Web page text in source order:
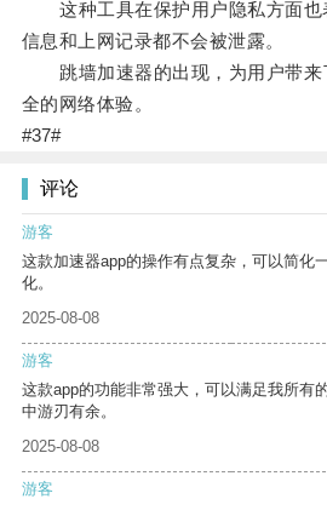
这种工具在保护用户隐私方面也
信息和上网记录都不会被泄露。
跳墙加速器的出现，为用户带来
全的网络体验。
#37#
评论
游客
这款加速器app的操作有点复杂，可以简化
化。
2025-08-08
游客
这款app的功能非常强大，可以满足我所有
中游刃有余。
2025-08-08
游客